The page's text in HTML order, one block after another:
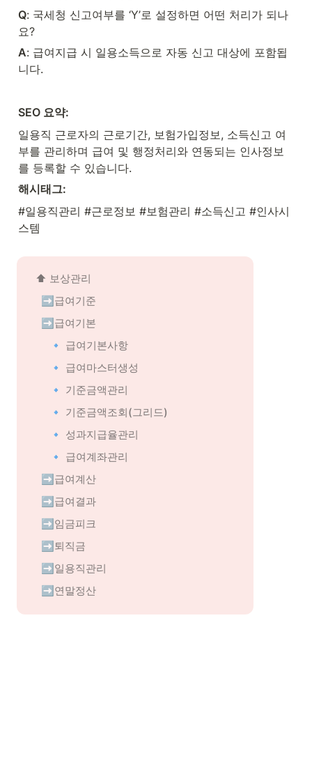
Q: 국세청 신고여부를 ‘Y’로 설정하면 어떤 처리가 되나
요?
A: 급여지급 시 일용소득으로 자동 신고 대상에 포함됩
니다.
SEO 요약:
일용직 근로자의 근로기간, 보험가입정보, 소득신고 여
부를 관리하며 급여 및 행정처리와 연동되는 인사정보
를 등록할 수 있습니다.
해시태그:
#일용직관리 #근로정보 #보험관리 #소득신고 #인사시
스템
⬆️ 보상관리
➡️급여기준
➡️급여기본
🔹 급여기본사항
🔹 급여마스터생성
🔹 기준금액관리
🔹 기준금액조회(그리드)
🔹 성과지급율관리
🔹 급여계좌관리
➡️급여계산
➡️급여결과
➡️임금피크
➡️퇴직금
➡️일용직관리
➡️연말정산